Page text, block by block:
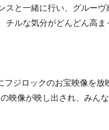
と一緒に行い、グルー
ルな気分がどんどん高ま
ジロックのお宝映像を
映像が映し出され、みんな